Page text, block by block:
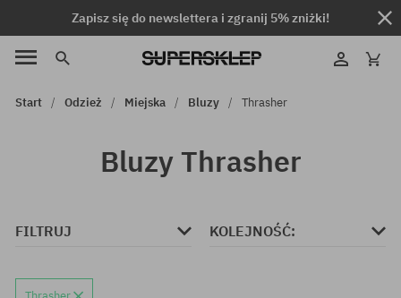
Zapisz się do newslettera i zgranij 5% zniżki!
Start Odzież Miejska Bluzy Thrasher
Bluzy Thrasher
FILTRUJ KOLEJNOŚĆ: